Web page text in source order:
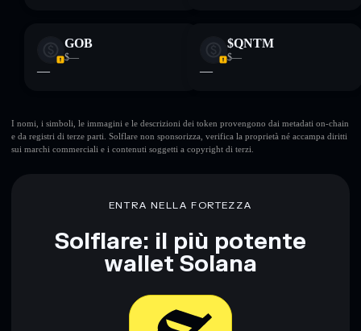
GOB
$—
—
$QNTM
$—
—
I nomi, i simboli, le immagini e le descrizioni dei token provengono dai metadati on-chain
e da registri di terze parti. Solflare non sponsorizza, verifica la proprietà né accampa diritti
sui marchi commerciali e i contenuti soggetti a copyright di terzi.
ENTRA NELLA FORTEZZA
Solflare: il più potente
wallet Solana